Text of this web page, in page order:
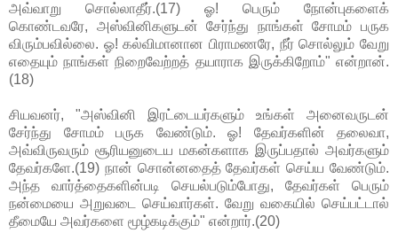
அவ்வாறு சொல்லாதீர்.(17) ஓ! பெரும் நோன்புகளைக்
கொண்டவரே, அஸ்வினிகளுடன் சேர்ந்து நாங்கள் சோமம் பருக
விரும்பவில்லை. ஓ! கல்விமானான பிராமணரே, நீர் சொல்லும் வேறு
எதையும் நாங்கள் நிறைவேற்றத் தயாராக இருக்கிறோம்" என்றான்.
(18)
சியவனர், "அஸ்வினி இரட்டையர்களும் உங்கள் அனைவருடன்
சேர்ந்து சோமம் பருக வேண்டும். ஓ! தேவர்களின் தலைவா,
அவ்விருவரும் சூரியனுடைய மகன்களாக இருப்பதால் அவர்களும்
தேவர்களே.(19) நான் சொன்னதைத் தேவர்கள் செய்ய வேண்டும்.
அந்த வார்த்தைகளின்படி செயல்படும்போது, தேவர்கள் பெரும்
நன்மையை அறுவடை செய்வார்கள். வேறு வகையில் செய்பட்டால்
தீமையே அவர்களை மூழ்கடிக்கும்" என்றார்.(20)